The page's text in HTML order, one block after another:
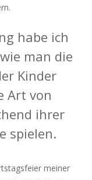
habe ich
man die
Kinder
Art von
ihrer
spielen.
meiner